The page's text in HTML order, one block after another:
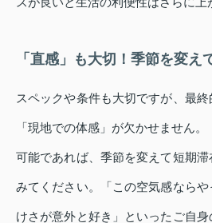
「直感」も大切！季節を変え
スペックや条件も大切ですが、最
「現地での体感」が欠かせません。
可能であれば、季節を変えて短期
みてください。「この空気感なら
けさが意外と好き」といったご自